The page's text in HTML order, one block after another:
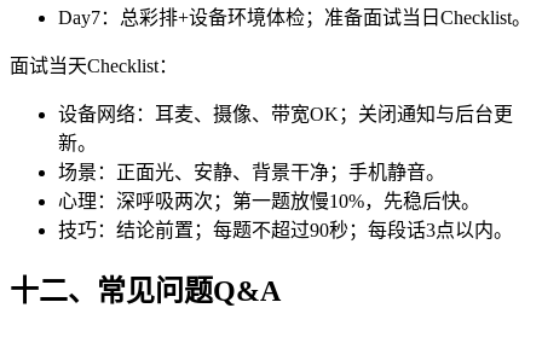
Day7：总彩排+设备环境体检；准备面试当日Checklist。
面试当天Checklist：
设备网络：耳麦、摄像、带宽OK；关闭通知与后台更
新。
场景：正面光、安静、背景干净；手机静音。
心理：深呼吸两次；第一题放慢10%，先稳后快。
技巧：结论前置；每题不超过90秒；每段话3点以内。
十二、常见问题Q&A